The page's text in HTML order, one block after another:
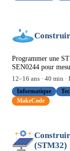
Programmer une
SEN0244 pour
12–16 ans · 40 min ·
Informatique
MakeCode
(STM32)